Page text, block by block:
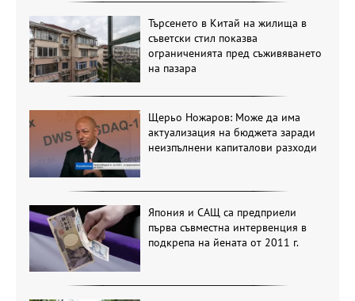
Търсенето в Китай на жилища в
съветски стил показва
ограниченията пред съживяването
на пазара
Щерьо Ножаров: Може да има
актуализация на бюджета заради
неизпълнени капиталови разходи
Япония и САЩ са предприели
първа съвместна интервенция в
подкрепа на йената от 2011 г.